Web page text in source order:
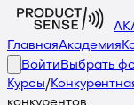
ГлавнаяАкадемия
Войти Выбрать
Курсы/